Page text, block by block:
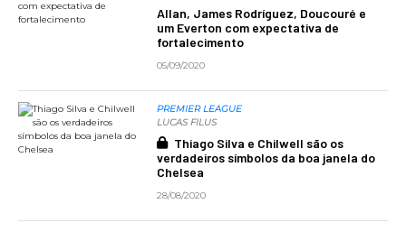
Allan, James Rodríguez, Doucouré e
um Everton com expectativa de
fortalecimento
05/09/2020
PREMIER LEAGUE
LUCAS FILUS
Thiago Silva e Chilwell são os
verdadeiros símbolos da boa janela do
Chelsea
28/08/2020